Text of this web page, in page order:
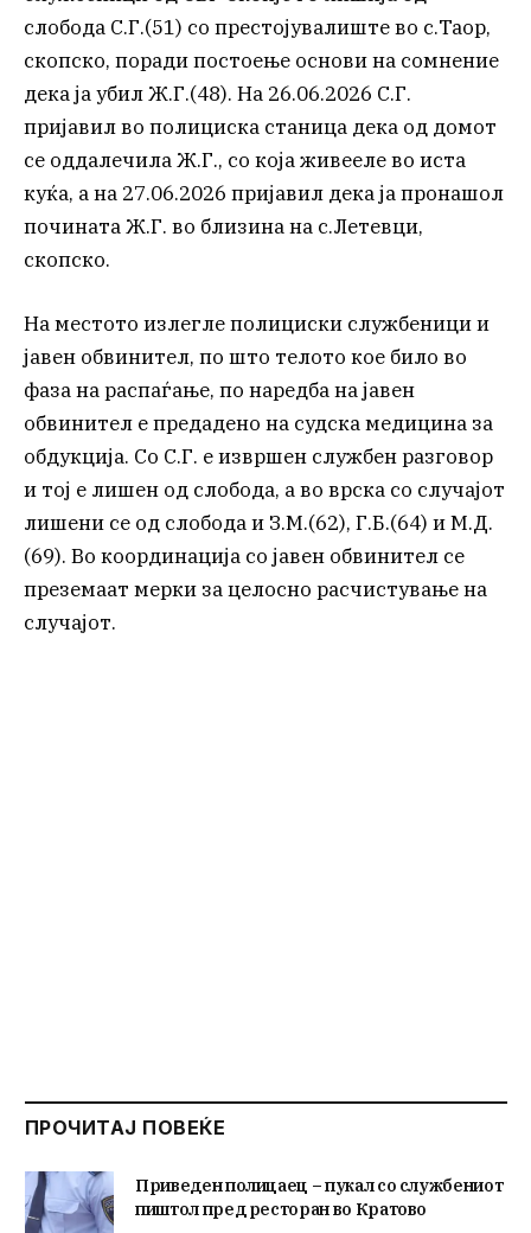
слобода С.Г.(51) со престојувалиште во с.Таор,
скопско, поради постоење основи на сомнение
дека ја убил Ж.Г.(48). На 26.06.2026 С.Г.
пријавил во полициска станица дека од домот
се оддалечила Ж.Г., со која живееле во иста
куќа, а на 27.06.2026 пријавил дека ја пронашол
почината Ж.Г. во близина на с.Летевци,
скопско.
На местото излегле полициски службеници и
јавен обвинител, по што телото кое било во
фаза на распаѓање, по наредба на јавен
обвинител е предадено на судска медицина за
обдукција. Со С.Г. е извршен службен разговор
и тој е лишен од слобода, а во врска со случајот
лишени се од слобода и З.М.(62), Г.Б.(64) и М.Д.
(69). Во координација со јавен обвинител се
преземаат мерки за целосно расчистување на
случајот.
ПРОЧИТАЈ ПОВЕЌЕ
Приведен полицаец – пукал со службениот
пиштол пред ресторан во Кратово